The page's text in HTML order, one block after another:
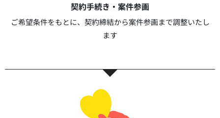
契約手続き・案件参画​​
ご希望条件をもとに、契約締結から案件参画まで調整いたし
ます​​